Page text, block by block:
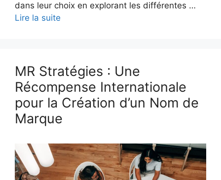
dans leur choix en explorant les différentes …
Lire la suite
MR Stratégies : Une
Récompense Internationale
pour la Création d’un Nom de
Marque